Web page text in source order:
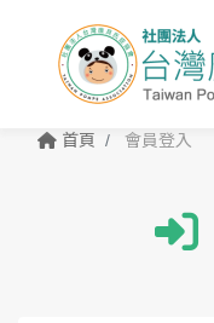
首頁 會員登入